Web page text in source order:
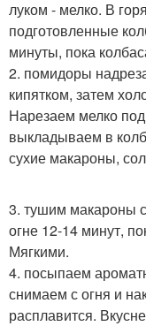
луком - мелко. В
подготовленные
минуты, пока
2. помидоры
кипятком, затем
Нарезаем мелко
выкладываем в
сухие макароны,
3. тушим макароны
огне 12-14 минут,
Мягкими.
4. посыпаем
снимаем с огня и
расплавится.